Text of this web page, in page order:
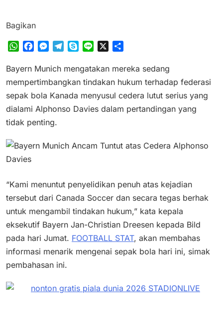
Bagikan
WhatsApp
FacebookMessenger
TelegramSkypeLine
Bayern Munich mengatakan mereka sedang
mempertimbangkan tindakan hukum terhadap federasi
sepak bola Kanada menyusul cedera lutut serius yang
dialami Alphonso Davies dalam pertandingan yang
tidak penting.
“Kami menuntut penyelidikan penuh atas kejadian
tersebut dari Canada Soccer dan secara tegas berhak
untuk mengambil tindakan hukum,” kata kepala
eksekutif Bayern Jan-Christian Dreesen kepada Bild
pada hari Jumat. FOOTBALL STAT, akan membahas
informasi menarik mengenai sepak bola hari ini, simak
pembahasan ini.